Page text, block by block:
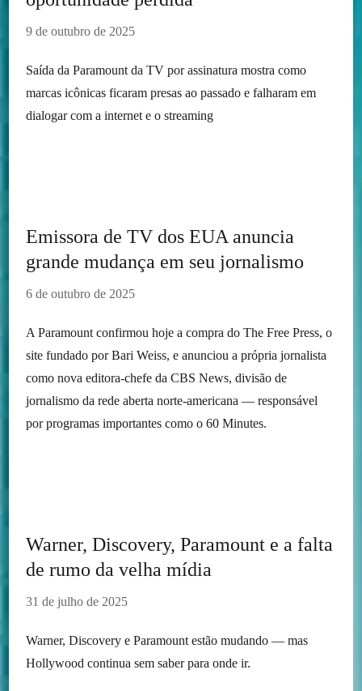
9 de outubro de 2025
Saída da Paramount da TV por assinatura mostra como
marcas icônicas ficaram presas ao passado e falharam em
dialogar com a internet e o streaming
Emissora de TV dos EUA anuncia
grande mudança em seu jornalismo
6 de outubro de 2025
A Paramount confirmou hoje a compra do The Free Press, o
site fundado por Bari Weiss, e anunciou a própria jornalista
como nova editora-chefe da CBS News, divisão de
jornalismo da rede aberta norte-americana — responsável
por programas importantes como o 60 Minutes.
Warner, Discovery, Paramount e a falta
de rumo da velha mídia
31 de julho de 2025
Warner, Discovery e Paramount estão mudando — mas
Hollywood continua sem saber para onde ir.